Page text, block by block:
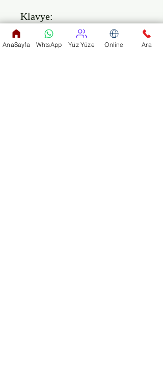
Klavye:
Gül Ağacı, PRO-Ease™
AnaSayfa WhtsApp Yüz Yüze Online Ara